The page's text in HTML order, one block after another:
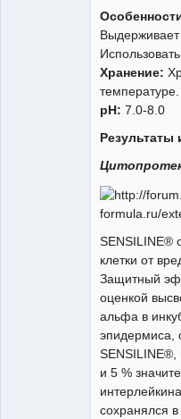
Выдерживает
Хранение:
температуре.
pH: 7.0-8.0
Результаты
SENSILINE®
клетки от
Защитный
оценкой
альфа в
эпидермиса,
SENSILINE®,
и 5 %
сохранялся